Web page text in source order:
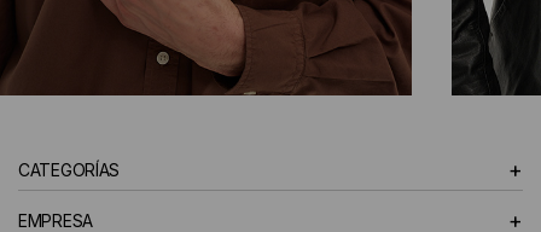
HOMBRE
CATEGORÍAS +
EMPRESA +